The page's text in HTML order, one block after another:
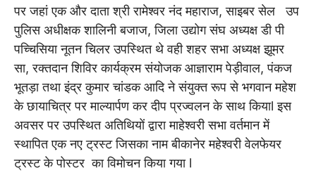
पर जहां एक और दाता श्री रामेश्वर नंद महाराज, साइबर सेल उप
पुलिस अधीक्षक शालिनी बजाज, जिला उद्योग संघ अध्यक्ष डी पी
पच्चिसिया नूतन चिलर उपस्थित थे वही शहर सभा अध्यक्ष झूमर
सा, रक्तदान शिविर कार्यक्रम संयोजक आज्ञाराम पेड़ीवाल, पंकज
भूतड़ा तथा इंद्र कुमार चांडक आदि ने संयुक्त रूप से भगवान महेश
के छायाचित्र पर माल्यार्पण कर दीप प्रज्वलन के साथ कियाl इस
अवसर पर उपस्थित अतिथियों द्वारा माहेश्वरी सभा वर्तमान में
स्थापित एक नए ट्रस्ट जिसका नाम बीकानेर महेश्वरी वेलफेयर
ट्रस्ट के पोस्टर का विमोचन किया गया l